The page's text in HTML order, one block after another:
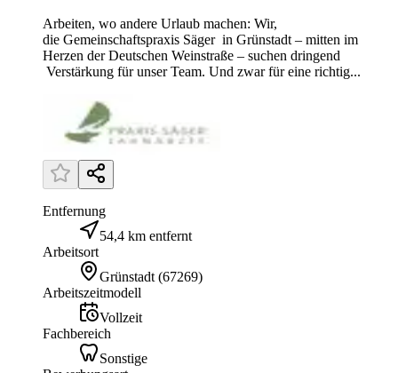
Arbeiten, wo andere Urlaub machen: Wir,
die Gemeinschaftspraxis Säger in Grünstadt – mitten im
Herzen der Deutschen Weinstraße – suchen dringend
Verstärkung für unser Team. Und zwar für eine richtig...
Entfernung
54,4 km entfernt
Arbeitsort
Grünstadt (67269)
Arbeitszeitmodell
Vollzeit
Fachbereich
Sonstige